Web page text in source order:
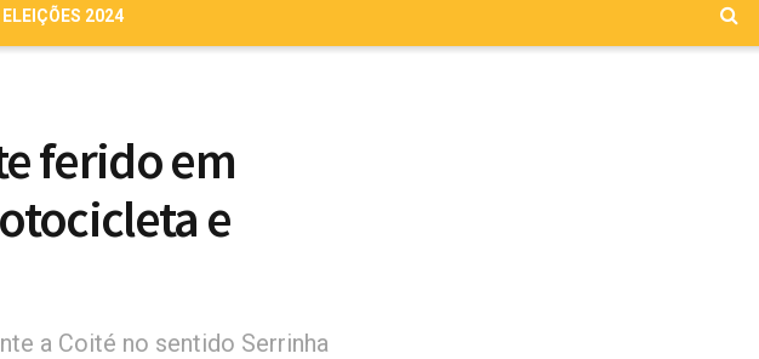
ELEIÇÕES 2024
ferido em
e
a Coité no sentido Serrinha